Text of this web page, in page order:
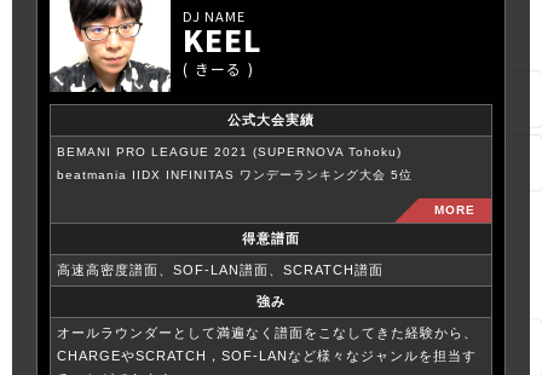
KEEL
きーる
公式大会実績
BEMANI PRO LEAGUE 2021 (SUPERNOVA Tohoku)
beatmania IIDX INFINITAS ワンデーランキング大会 5位
得意譜面
高速高密度譜面、SOF-LAN譜面、SCRATCH譜面
強み
オールラウンダーとして満遍なく譜面をこなしてきた経験から、
CHARGEやSCRATCH，SOF-LANなど様々なジャンルを担当す